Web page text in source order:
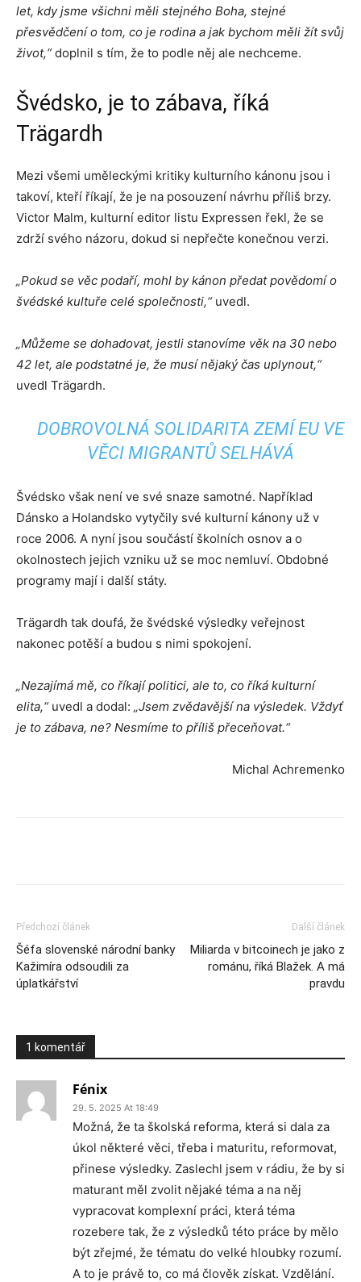
let, kdy jsme všichni měli stejného Boha, stejné
přesvědčení o tom, co je rodina a jak bychom měli žít svůj
život,“doplnil s tím, že to podle něj ale nechceme.
Švédsko, je to zábava, říká
Trägardh
Mezi všemi uměleckými kritiky kulturního kánonu jsou i
takoví, kteří říkají, že je na posouzení návrhu příliš brzy.
Victor Malm, kulturní editor listu Expressen řekl, že se
zdrží svého názoru, dokud si nepřečte konečnou verzi.
„Pokud se věc podaří, mohl by kánon předat povědomí o
švédské kultuře celé společnosti,“ uvedl.
„Můžeme se dohadovat, jestli stanovíme věk na 30 nebo
42 let, ale podstatné je, že musí nějaký čas uplynout,“
uvedl Trägardh.
DOBROVOLNÁ SOLIDARITA ZEMÍ EU VE
VĚCI MIGRANTŮ SELHÁVÁ
Švédsko však není ve své snaze samotné. Například
Dánsko a Holandsko vytyčily své kulturní kánony už v
roce 2006. A nyní jsou součástí školních osnov a o
okolnostech jejich vzniku už se moc nemluví. Obdobné
programy mají i další státy.
Trägardh tak doufá, že švédské výsledky veřejnost
nakonec potěší a budou s nimi spokojení.
„Nezajímá mě, co říkají politici, ale to, co říká kulturní
elita,“uvedl a dodal: „Jsem zvědavější na výsledek. Vždyť
je to zábava, ne? Nesmíme to příliš přeceňovat.“
Michal Achremenko
Předchozí článek
Šéfa slovenské národní banky
Kažimíra odsoudili za
úplatkářství
Další článek
Miliarda v bitcoinech je jako z
románu, říká Blažek. A má
pravdu
1 komentář
Fénix
29. 5. 2025 At 18:49
Možná, že ta školská reforma, která si dala za
úkol některé věci, třeba i maturitu, reformovat,
přinese výsledky. Zaslechl jsem v rádiu, že by si
maturant měl zvolit nějaké téma a na něj
vypracovat komplexní práci, která téma
rozebere tak, že z výsledků této práce by mělo
být zřejmé, že tématu do velké hloubky rozumí.
A to je právě to, co má člověk získat. Vzdělání.